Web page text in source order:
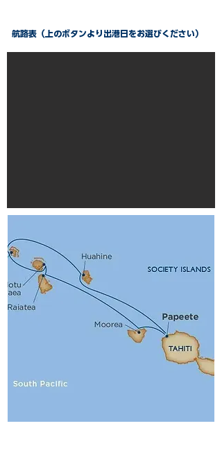
航路表（上のボタンより出港日をお選びください）